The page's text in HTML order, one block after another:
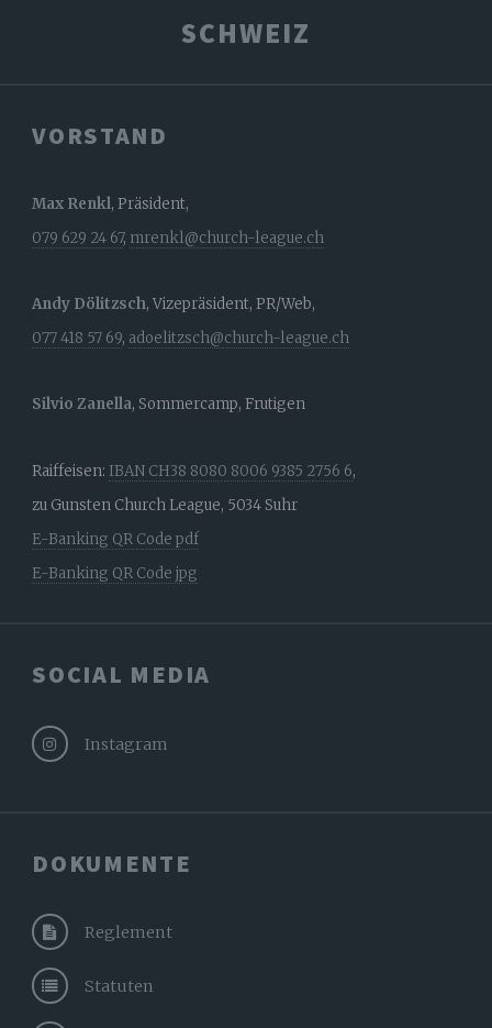
SCHWEIZ
VORSTAND
Max Renkl, Präsident,
079 629 24 67, mrenkl@church-league.ch
Andy Dölitzsch, Vizepräsident, PR/Web,
077 418 57 69, adoelitzsch@church-league.ch
Silvio Zanella, Sommercamp, Frutigen
Raiffeisen: IBAN CH38 8080 8006 9385 2756 6,
zu Gunsten Church League, 5034 Suhr
E-Banking QR Code pdf
E-Banking QR Code jpg
SOCIAL MEDIA
Instagram
DOKUMENTE
Reglement
Statuten